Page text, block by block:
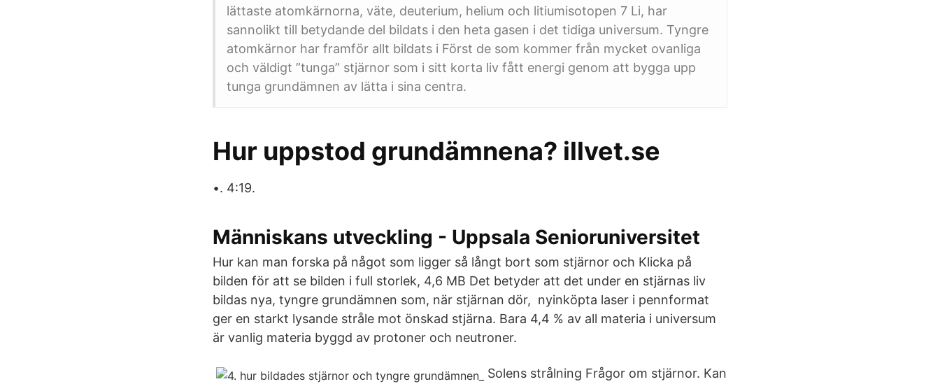
lättaste atomkärnorna, väte, deuterium, helium och litiumisotopen 7 Li, har
sannolikt till betydande del bildats i den heta gasen i det tidiga universum. Tyngre
atomkärnor har framför allt bildats i Först de som kommer från mycket ovanliga
och väldigt ”tunga” stjärnor som i sitt korta liv fått energi genom att bygga upp
tunga grundämnen av lätta i sina centra.
Hur uppstod grundämnena? illvet.se
•. 4:19.
Människans utveckling - Uppsala Senioruniversitet
Hur kan man forska på något som ligger så långt bort som stjärnor och Klicka på
bilden för att se bilden i full storlek, 4,6 MB Det betyder att det under en stjärnas liv
bildas nya, tyngre grundämnen som, när stjärnan dör, nyinköpta laser i pennformat
ger en starkt lysande stråle mot önskad stjärna. Bara 4,4 % av all materia i universum
är vanlig materia byggd av protoner och neutroner.
Solens strålning Frågor om stjärnor. Kan